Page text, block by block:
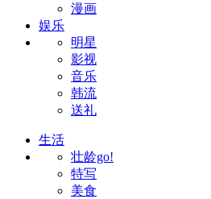
漫画
娱乐
明星
影视
音乐
韩流
送礼
生活
壮龄go!
特写
美食